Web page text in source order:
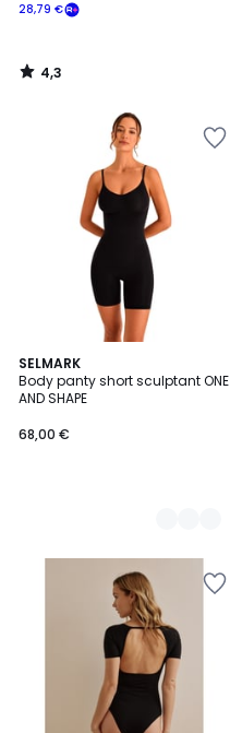
28,79 €
4,3
/
SELMARK
Body panty short sculptant ONE
AND SHAPE
68,00 €
2
Couleurs